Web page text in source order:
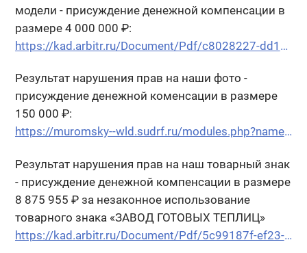
модели - присуждение денежной компенсации в
размере 4 000 000 ₽:
https://kad.arbitr.ru/Document/Pdf/c8028227-dd16-49b9-8c4c-8d2d0ed5cfbf/7e4b1c70-5829-4515-aa7e-9b10fab4e0be/A13-5545-2019_20191226_Postanovlenie_apelljacionnoj_instancii.pdf?isAddStamp=True
Результат нарушения прав на наши фото -
присуждение денежной коменсации в размере
150 000 ₽:
https://muromsky--wld.sudrf.ru/modules.php?name=sud_delo&srv_num=1&name_op=case&case_id=28356963&case_uid=0af032a6-28aa-41f1-94fd-0f7493dedf2e&delo_id=1540005
Результат нарушения прав на наш товарный знак
- присуждение денежной компенсации в размере
8 875 955 ₽ за незаконное использование
товарного знака «ЗАВОД ГОТОВЫХ ТЕПЛИЦ»
https://kad.arbitr.ru/Document/Pdf/5c99187f-ef23-4251-abf7-3f09f0c1f1da/a60b2388-b75b-44a2-8e1d-f5139bbf453c/A31-8582-2019_20220524_Reshenija_i_postanovlenija.pdf?isAddStamp=True